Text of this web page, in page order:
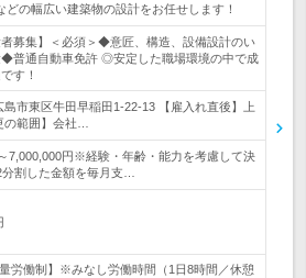
どの幅広い建築物の設計をお任せします！
者募集】＜必須＞◆意匠、構造、設備設計のい
◆普通自動車免許 ◎安定した職場環境の中で成
す！
島市東区牛田早稲田1-22-13 【雇入れ直後】上
の範囲】会社…
7,000,000円※経験・年齢・能力を考慮して決
割した金額を毎月支…
労働制】※みなし労働時間（1日8時間／休憩